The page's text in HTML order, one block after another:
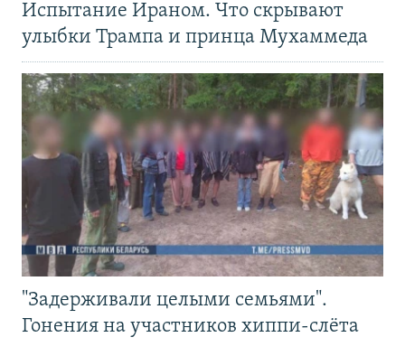
Испытание Ираном. Что скрывают
улыбки Трампа и принца Мухаммеда
"Задерживали целыми семьями".
Гонения на участников хиппи-слёта